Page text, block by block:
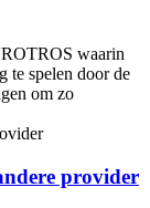
waarin
te spelen door de
om zo
provider